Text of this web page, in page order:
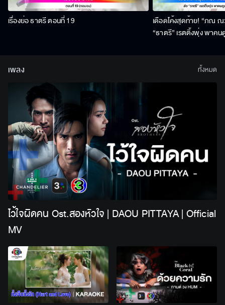
เรื่องย่อ ธาตรี ตอนที่ 19
เดือดโค้งสุดท้าย! “ภณ
“ธาตรี” เรตติ้งพุ่ง พาค
เพลง
ไว้ใจผิดคน Ost.สองหัวใจ | DAOU PITTAYA | Official
MV
ทั้งหมด